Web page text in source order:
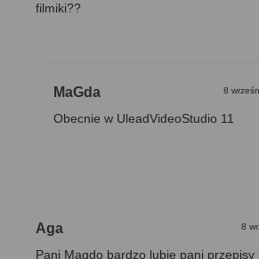
filmiki??
MaGda 8
Obecnie w UleadVideoStudio 11
Aga 8
Pani Magdo bardzo lubię pani przepisy